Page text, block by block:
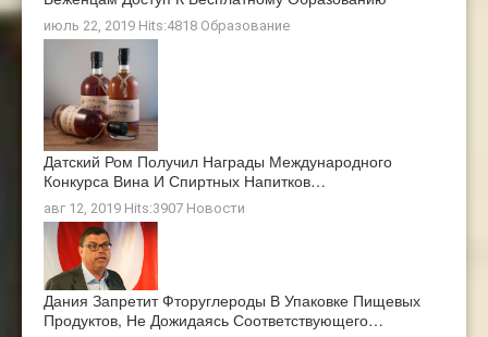
июль 22, 2019 Hits:4818 Образование
Датский Ром Получил Награды Международного
Конкурса Вина И Спиртных Напитков…
авг 12, 2019 Hits:3907 Новости
Дания Запретит Фторуглероды В Упаковке Пищевых
Продуктов, Не Дожидаясь Соответствующего…